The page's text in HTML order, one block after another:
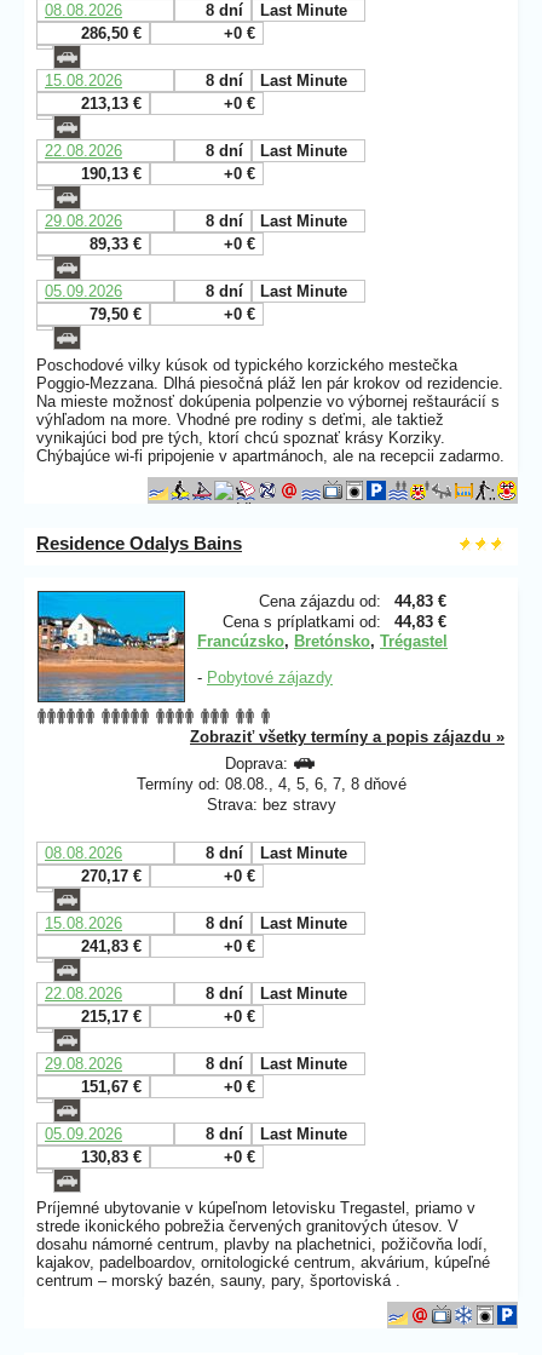
08.08.2026 8 dní
Last Minute
286,50 €
+0 €
15.08.2026 8 dní
Last Minute
213,13 €
+0 €
22.08.2026 8 dní
Last Minute
190,13 €
+0 €
29.08.2026 8 dní
Last Minute
89,33 €
+0 €
05.09.2026 8 dní
Last Minute
79,50 €
+0 €
Poschodové vilky kúsok od typického korzického mestečka
Poggio-Mezzana. Dlhá piesočná pláž len pár krokov od rezidencie.
Na mieste možnosť dokúpenia polpenzie vo výbornej reštaurácií s
výhľadom na more. Vhodné pre rodiny s deťmi, ale taktiež
vynikajúci bod pre tých, ktorí chcú spoznať krásy Korziky.
Chýbajúce wi-fi pripojenie v apartmánoch, ale na recepcii zadarmo.
Residence Odalys Bains
Cena zájazdu od:
44,83 €
Cena s príplatkami od:
44,83 €
Francúzsko, Bretónsko, Trégastel
- Pobytové zájazdy
Zobraziť všetky termíny a popis zájazdu »
Doprava:
Termíny od: 08.08., 4, 5, 6, 7, 8 dňové
Strava: bez stravy
08.08.2026 8 dní
Last Minute
270,17 €
+0 €
15.08.2026 8 dní
Last Minute
241,83 €
+0 €
22.08.2026 8 dní
Last Minute
215,17 €
+0 €
29.08.2026 8 dní
Last Minute
151,67 €
+0 €
05.09.2026 8 dní
Last Minute
130,83 €
+0 €
Príjemné ubytovanie v kúpeľnom letovisku Tregastel, priamo v
strede ikonického pobrežia červených granitových útesov. V
dosahu námorné centrum, plavby na plachetnici, požičovňa lodí,
kajakov, padelboardov, ornitologické centrum, akvárium, kúpeľné
centrum – morský bazén, sauny, pary, športoviská .